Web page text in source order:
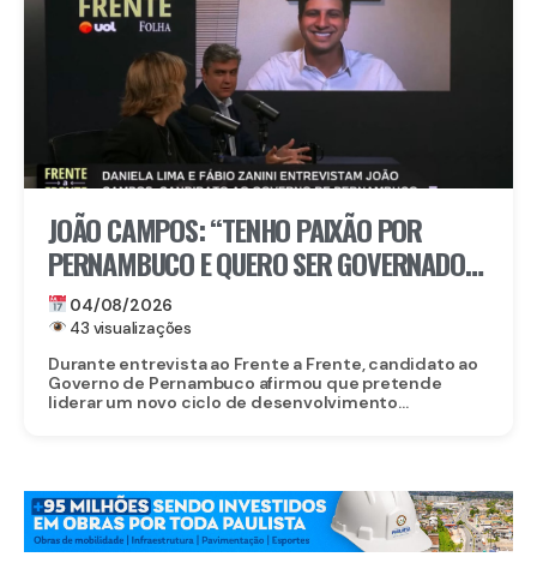
JOÃO CAMPOS: “TENHO PAIXÃO POR
PERNAMBUCO E QUERO SER GOVERNADOR
PARA CUIDAR DE VERDADE PELO POVO”
04/08/2026
43 visualizações
Durante entrevista ao Frente a Frente, candidato ao
Governo de Pernambuco afirmou que pretende
liderar um novo ciclo de desenvolvimento...